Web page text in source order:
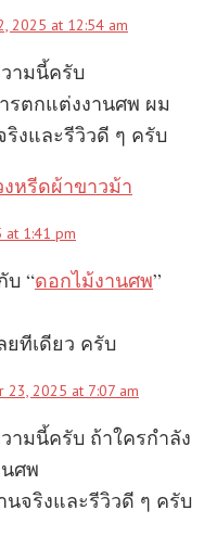
2025 at 12:54 am
ามนี้ครับ
รตกแต่งงานศพ ผม
งและรีวิวดี ๆ ครับ
งหรีดผ้าขาวม้า
1:41 pm
บ “ดอกไม้งานศพ”
ยทีเดียว ครับ
23, 2025 at 7:07 am
มนี้ครับ ถ้าใครกำลัง
ศพ
จริงและรีวิวดี ๆ ครับ